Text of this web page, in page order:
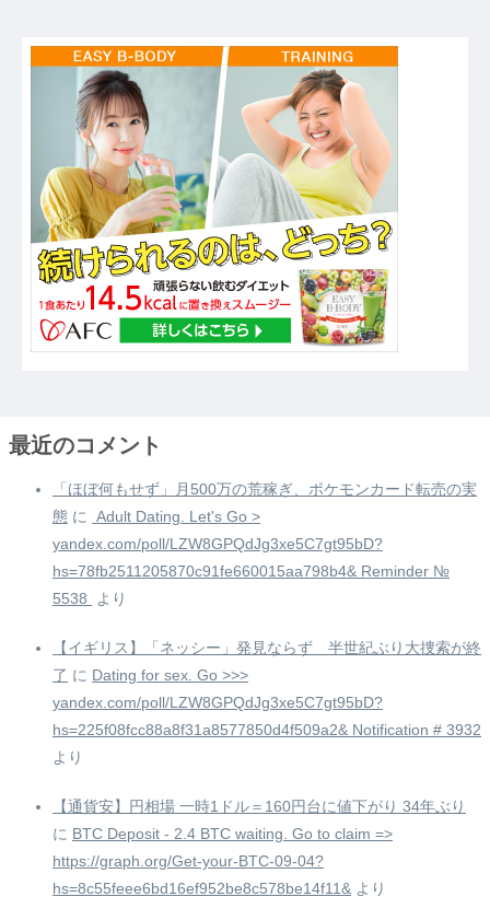
最近のコメント
「ほぼ何もせず」月500万の荒稼ぎ、ポケモンカード転売の実
態 に
️ Adult Dating. Let's Go >
yandex.com/poll/LZW8GPQdJg3xe5C7gt95bD?
hs=78fb2511205870c91fe660015aa798b4& Reminder №
5538 ️
より
【イギリス】「ネッシー」発見ならず 半世紀ぶり大捜索が終
了 に Dating for sex. Go >>>
yandex.com/poll/LZW8GPQdJg3xe5C7gt95bD?
hs=225f08fcc88a8f31a8577850d4f509a2& Notification # 3932
より
【通貨安】円相場 一時1ドル＝160円台に値下がり 34年ぶり
に BTC Deposit - 2.4 BTC waiting. Go to claim =>
https://graph.org/Get-your-BTC-09-04?
hs=8c55feee6bd16ef952be8c578be14f11& より